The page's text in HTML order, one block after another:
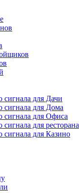
сигнала для Дачи
сигнала для Дома
сигнала для Офиса
сигнала для ресторана
сигнала для Казино